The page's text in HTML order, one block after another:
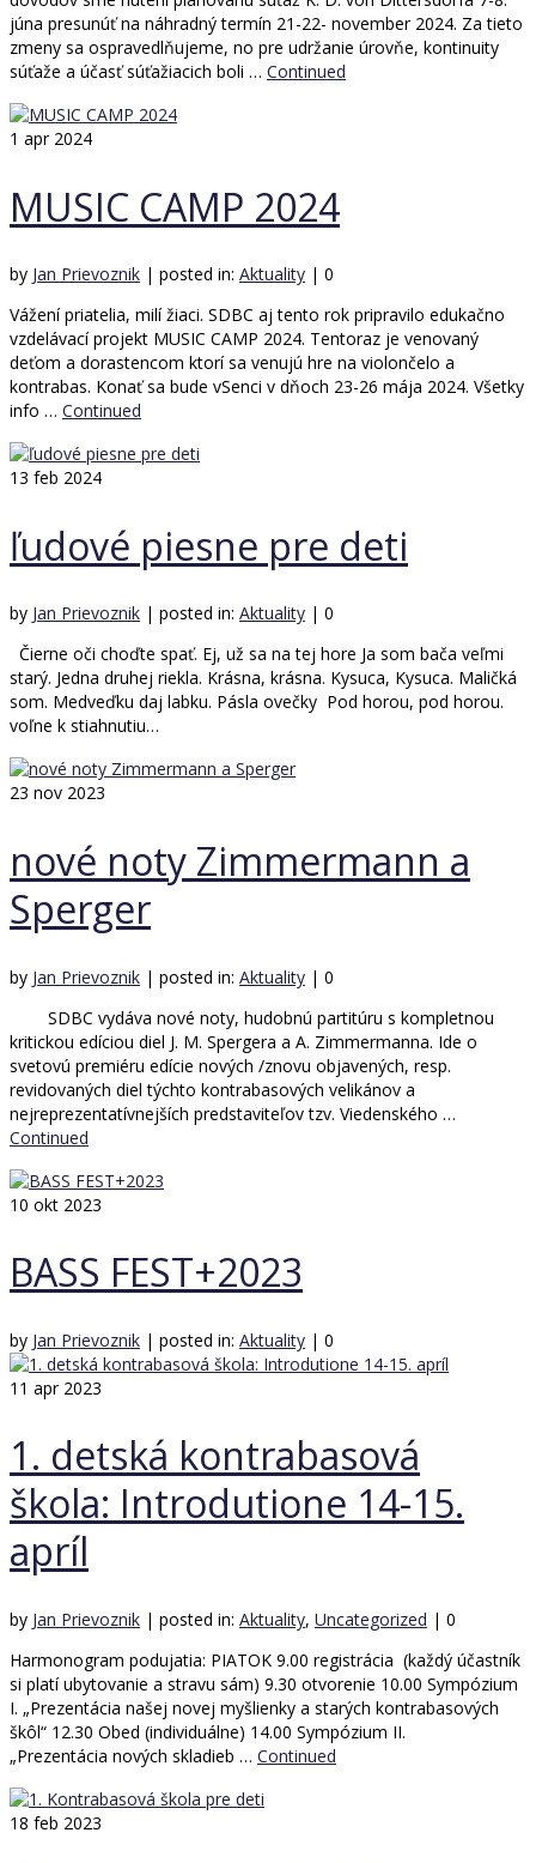
júna presunúť na náhradný termín 21-22- november 2024. Za tieto
zmeny sa ospravedlňujeme, no pre udržanie úrovňe, kontinuity
súťaže a účasť súťažiacich boli … Continued
1 apr 2024
MUSIC CAMP 2024
by Jan Prievoznik | posted in: Aktuality | 0
Vážení priatelia, milí žiaci. SDBC aj tento rok pripravilo edukačno
vzdelávací projekt MUSIC CAMP 2024. Tentoraz je venovaný
deťom a dorastencom ktorí sa venujú hre na violončelo a
kontrabas. Konať sa bude vSenci v dňoch 23-26 mája 2024. Všetky
info … Continued
13 feb 2024
ľudové piesne pre deti
by Jan Prievoznik | posted in: Aktuality | 0
Čierne oči choďte spať. Ej, už sa na tej hore Ja som bača veľmi
starý. Jedna druhej riekla. Krásna, krásna. Kysuca, Kysuca. Maličká
som. Medveďku daj labku. Pásla ovečky Pod horou, pod horou.
voľne k stiahnutiu…
23 nov 2023
nové noty Zimmermann a
Sperger
by Jan Prievoznik | posted in: Aktuality | 0
SDBC vydáva nové noty, hudobnú partitúru s kompletnou
kritickou edíciou diel J. M. Spergera a A. Zimmermanna. Ide o
svetovú premiéru edície nových /znovu objavených, resp.
revidovaných diel týchto kontrabasových velikánov a
nejreprezentatívnejších predstaviteľov tzv. Viedenského …
Continued
10 okt 2023
BASS FEST+2023
by Jan Prievoznik | posted in: Aktuality | 0
11 apr 2023
1. detská kontrabasová
škola: Introdutione 14-15.
apríl
by Jan Prievoznik | posted in: Aktuality, Uncategorized | 0
Harmonogram podujatia: PIATOK 9.00 registrácia (každý účastník
si platí ubytovanie a stravu sám) 9.30 otvorenie 10.00 Sympózium
I. „Prezentácia našej novej myšlienky a starých kontrabasových
škôl“ 12.30 Obed (individuálne) 14.00 Sympózium II.
„Prezentácia nových skladieb … Continued
18 feb 2023